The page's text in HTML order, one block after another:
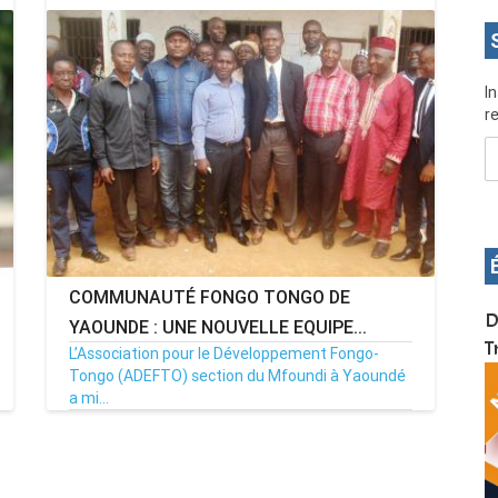
COMMUNAUTÉ FONGO TONGO DE
YAOUNDE : UNE NOUVELLE EQUIPE...
L’Association pour le Développement Fongo-
Tongo (ADEFTO) section du Mfoundi à Yaoundé
a mi...
Devenez infographiste professionnel en 10 jours
de formation pratique. Dschang du 17 au 27
janvier 2022